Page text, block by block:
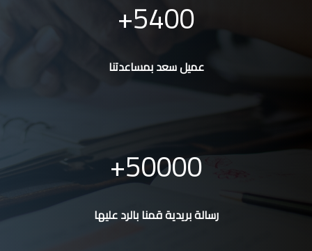
5400
عميل سعد بمساعدتنا
50000
رسالة بريدية قمنا بالرد عليها